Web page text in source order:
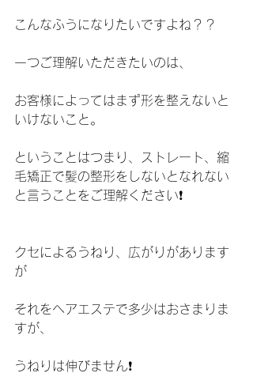
こんなふうになりたいですよね？？
一つご理解いただきたいのは、
お客様によってはまず形を整えないと
いけないこと。
ということはつまり、ストレート、縮
毛矯正で髪の整形をしないとなれない
と言うことをご理解ください❗️
クセによるうねり、広がりがあります
が
それをヘアエステで多少はおさまりま
すが、
うねりは伸びません❗️